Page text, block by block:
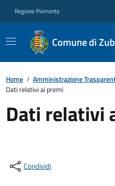
Regione Piemonte
Comune di
Home / Amministrazione
Dati relativi ai premi
Dati relativi
Condividi